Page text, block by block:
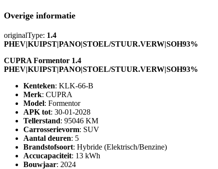
Overige informatie
originalType: 1.4
PHEV|KUIPST|PANO|STOEL/STUUR.VERW|SOH93%
CUPRA Formentor 1.4
PHEV|KUIPST|PANO|STOEL/STUUR.VERW|SOH93%
Kenteken: KLK-66-B
Merk: CUPRA
Model: Formentor
APK tot: 30-01-2028
Tellerstand: 95046 KM
Carrosserievorm: SUV
Aantal deuren: 5
Brandstofsoort: Hybride (Elektrisch/Benzine)
Accucapaciteit: 13 kWh
Bouwjaar: 2024